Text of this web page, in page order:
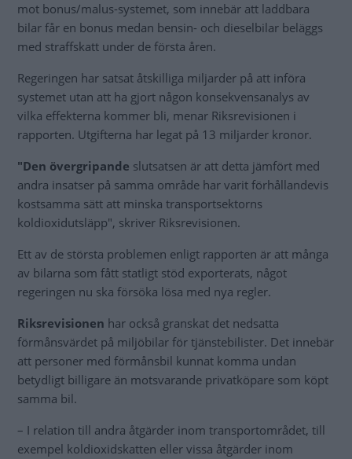
mot bonus/malus-systemet, som innebär att laddbara
bilar får en bonus medan bensin- och dieselbilar beläggs
med straffskatt under de första åren.
Regeringen har satsat åtskilliga miljarder på att införa
systemet utan att ha gjort någon konsekvensanalys av
vilka effekterna kommer bli, menar Riksrevisionen i
rapporten. Utgifterna har legat på 13 miljarder kronor.
"Den övergripande slutsatsen är att detta jämfört med
andra insatser på samma område har varit förhållandevis
kostsamma sätt att minska transportsektorns
koldioxidutsläpp", skriver Riksrevisionen.
Ett av de största problemen enligt rapporten är att många
av bilarna som fått statligt stöd exporterats, något
regeringen nu ska försöka lösa med nya regler.
Riksrevisionen har också granskat det nedsatta
förmånsvärdet på miljöbilar för tjänstebilister. Det innebär
att personer med förmånsbil kunnat komma undan
betydligt billigare än motsvarande privatköpare som köpt
samma bil.
– I relation till andra åtgärder inom transportområdet, till
exempel koldioxidskatten eller vissa åtgärder inom